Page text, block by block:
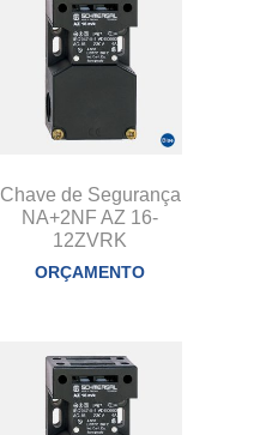
Chave de Segurança
NA+2NF AZ 16-
12ZVRK
ORÇAMENTO